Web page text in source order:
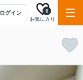
ログイン
お気に入り
0